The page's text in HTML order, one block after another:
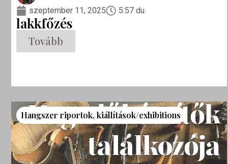
szeptember 11, 2025
5:57 du.
lakkfőzés
Tovább
Hangszer riportok,kiállítások/exhibitions